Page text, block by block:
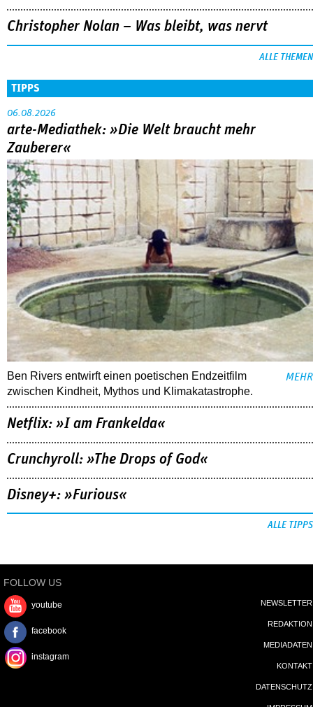
Christopher Nolan – Was bleibt, was nervt
ALLE THEMEN
TIPPS
06.08.2026
arte-Mediathek: »Die Welt braucht mehr
Zauberer«
Ben Rivers entwirft einen poetischen Endzeitfilm
zwischen Kindheit, Mythos und Klimakatastrophe.
MEHR
Netflix: »I am Frankelda«
Crunchyroll: »The Drops of God«
Disney+: »Furious«
ALLE TIPPS
FOLLOW US
youtube
facebook
instagram
NEWSLETTER
REDAKTION
MEDIADATEN
KONTAKT
DATENSCHUTZ